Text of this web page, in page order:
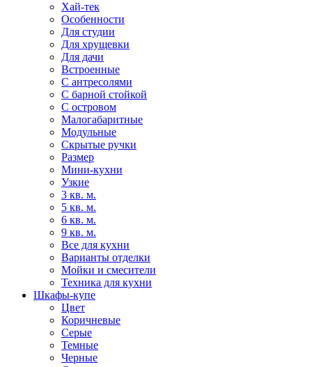
Хай-тек
Особенности
Для студии
Для хрущевки
Для дачи
Встроенные
С антресолями
С барной стойкой
С островом
Малогабаритные
Модульные
Скрытые ручки
Размер
Мини-кухни
Узкие
3 кв. м.
5 кв. м.
6 кв. м.
9 кв. м.
Все для кухни
Варианты отделки
Мойки и смесители
Техника для кухни
Шкафы-купе
Цвет
Коричневые
Серые
Темные
Черные